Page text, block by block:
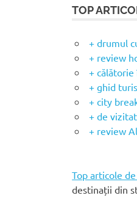
TOP
+ drumul
+ review
+ călătorie
+ ghid
+ city
+ de
+ review
Top articole
destinații din